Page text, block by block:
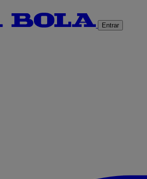
Entrar